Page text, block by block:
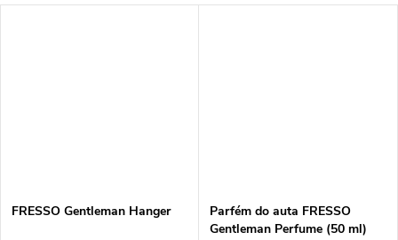
FRESSO Gentleman Hanger
Parfém do auta FRESSO
Gentleman Perfume (50 ml)